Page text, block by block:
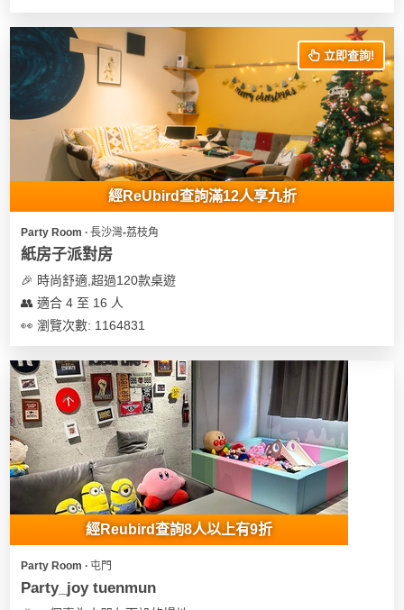
立即查詢!
經ReUbird查詢滿12人享九折
Party Room ∙ 長沙灣-荔枝角
紙房子派對房
🎉 時尚舒適,超過120款桌遊
👥 適合 4 至 16 人
👀 瀏覽次數: 1164831
經Reubird查詢8人以上有9折
Party Room ∙ 屯門
Party_joy tuenmun